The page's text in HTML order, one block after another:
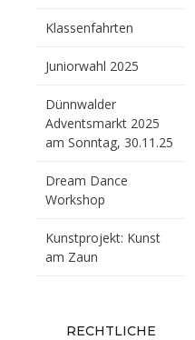
Klassenfahrten
Juniorwahl 2025
Dünnwalder
Adventsmarkt 2025
am Sonntag, 30.11.25
Dream Dance
Workshop
Kunstprojekt: Kunst
am Zaun
RECHTLICHE